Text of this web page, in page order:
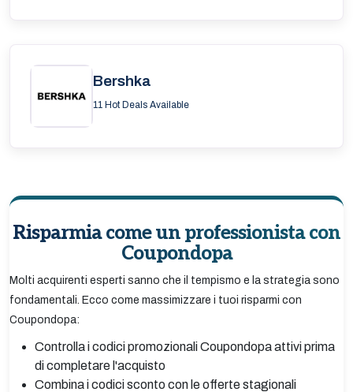
Bershka
11 Hot Deals Available
Risparmia come un professionista con
Coupondopa
Molti acquirenti esperti sanno che il tempismo e la strategia sono
fondamentali. Ecco come massimizzare i tuoi risparmi con
Coupondopa:
Controlla i codici promozionali Coupondopa attivi prima
di completare l'acquisto
Combina i codici sconto con le offerte stagionali